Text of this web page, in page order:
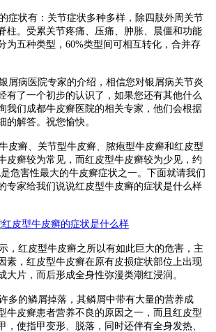
症状有：关节症状多种多样，除四肢外周关节
柱。受累关节疼痛、压痛、肿胀、晨僵和功能
为五种类型，60%类型间可相互转化，合并存
屑病医院专家的介绍，相信您对银屑病关节炎
有了一个初步的认识了，如果您还有其他什么
我们成都牛皮癣医院的相关专家，他们会根据
的解答。祝您愉快。
皮癣、关节型牛皮癣、脓疱型牛皮癣和红皮型
皮癣较为常见，而红皮型牛皮癣较为少见，约
危害性最大的牛皮癣症状之一。下面就请我们
专家给我们说说红皮型牛皮癣的症状是什么样
，红皮型牛皮癣之所以有如此巨大的危害，主
素，红皮型牛皮癣在原有皮损症状部位上出现
大片，而后形成全身性弥漫类潮红浸润。
多的鳞屑掉落，其鳞屑中带有大量的营养成
牛皮癣患者营养不良的原因之一，而且红皮型
，使指甲变形、脱落，同时还伴有全身发热、